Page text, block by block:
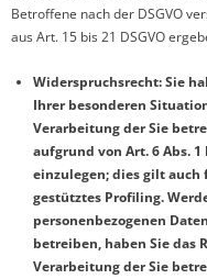
Betroffene nach der DSGVO
aus Art. 15 bis 21 DSGVO
Widerspruchsrecht: Sie
Ihrer besonderen
Verarbeitung der Sie
aufgrund von Art. 6 Abs.
einzulegen; dies gilt
gestütztes Profiling.
personenbezogenen
betreiben, haben Sie das
Verarbeitung der Sie